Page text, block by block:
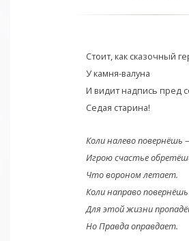
Стоит, как сказочный
У камня-валуна
И видит надпись пред
Седая старина!
Коли налево повернёшь
Игрою счастье
Что вороном летает.
Коли направо
Для этой жизни
Но Правда оправдает.